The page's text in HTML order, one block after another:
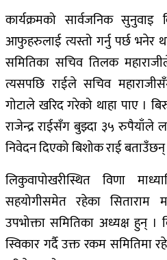
कार्यक्रमको सार्वजनिक सुनुवाइ
आफुहरुलाई त्यस्तो गर्नु पर्छ भनेर
समितिका सचिव तिलक
त्यसपछि राईले सचिव
गोटाले खरिद गरेको थाहा पाए ।
राजेन्द्र राईसँग बुझ्दा ३५ रुपैयाँले
निवेदन दिएको बिशोक राई बताउँछन्
लिकुवापोखरीस्थित विणा
सहयोगीसमेत रहेका सिताराम
उपभोक्ता समितिका अध्यक्ष हुन् ।
स्विकार गर्दै उक्त रकम समितिमा